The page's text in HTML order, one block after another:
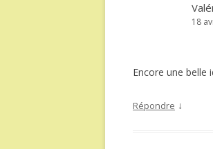
18
Encore une belle
Répondre ↓